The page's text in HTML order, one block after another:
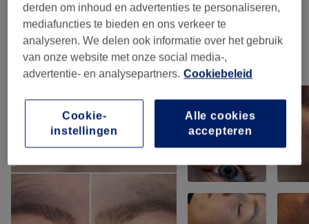
Threaden (1 )
Ons werk
Klik op de afbeelding voor meer details
derden om inhoud en advertenties te personaliseren,
mediafuncties te bieden en ons verkeer te
analyseren. We delen ook informatie over het gebruik
van onze website met onze social media-,
advertentie- en analysepartners. Cookiebeleid
Alle cookies
accepteren
Cookie-
instellingen